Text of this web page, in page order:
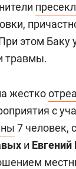
этом Баку
травмы.
жестко
с
7 человек,
и Евгений